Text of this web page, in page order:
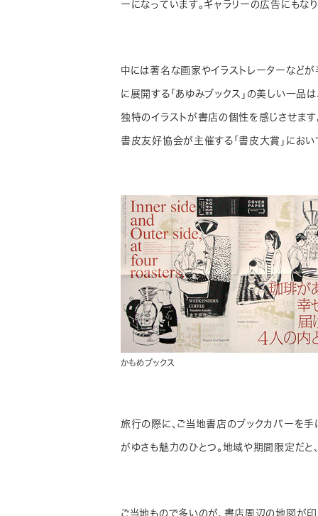
ーになっています。ギャラリーの広告にもな
中には著名な画家やイラストレーターなど
に展開する「あゆみブックス」の美しい一品
独特のイラストが書店の個性を感じさせます
書皮友好協会が主催する「書皮大賞」にお
かもめブックス
旅行の際に、ご当地書店のブックカバーを
がゆさも魅力のひとつ。地域や期間限定だと
ご当地もので多いのが、書店周辺の地図が印